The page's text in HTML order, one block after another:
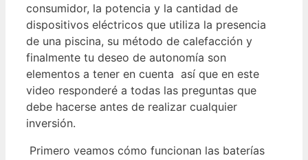
consumidor, la potencia y la cantidad de
dispositivos eléctricos que utiliza la presencia
de una piscina, su método de calefacción y
finalmente tu deseo de autonomía son
elementos a tener en cuenta así que en este
video responderé a todas las preguntas que
debe hacerse antes de realizar cualquier
inversión.
Primero veamos cómo funcionan las baterías